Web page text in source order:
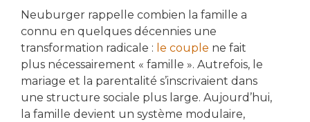
Neuburger rappelle combien la famille a
connu en quelques décennies une
transformation radicale : le couple ne fait
plus nécessairement « famille ». Autrefois, le
mariage et la parentalité s’inscrivaient dans
une structure sociale plus large. Aujourd’hui,
la famille devient un système modulaire,